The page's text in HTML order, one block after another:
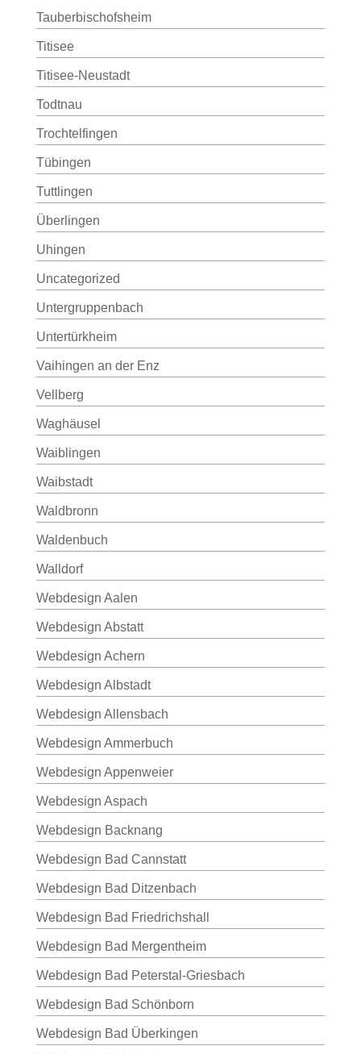
Tauberbischofsheim
Titisee
Titisee-Neustadt
Todtnau
Trochtelfingen
Tübingen
Tuttlingen
Überlingen
Uhingen
Uncategorized
Untergruppenbach
Untertürkheim
Vaihingen an der Enz
Vellberg
Waghäusel
Waiblingen
Waibstadt
Waldbronn
Waldenbuch
Walldorf
Webdesign Aalen
Webdesign Abstatt
Webdesign Achern
Webdesign Albstadt
Webdesign Allensbach
Webdesign Ammerbuch
Webdesign Appenweier
Webdesign Aspach
Webdesign Backnang
Webdesign Bad Cannstatt
Webdesign Bad Ditzenbach
Webdesign Bad Friedrichshall
Webdesign Bad Mergentheim
Webdesign Bad Peterstal-Griesbach
Webdesign Bad Schönborn
Webdesign Bad Überkingen